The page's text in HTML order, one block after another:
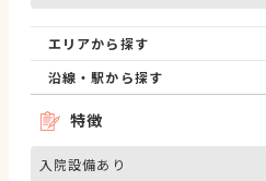
エリアから探す
沿線・駅から探す
特徴
入院設備あり